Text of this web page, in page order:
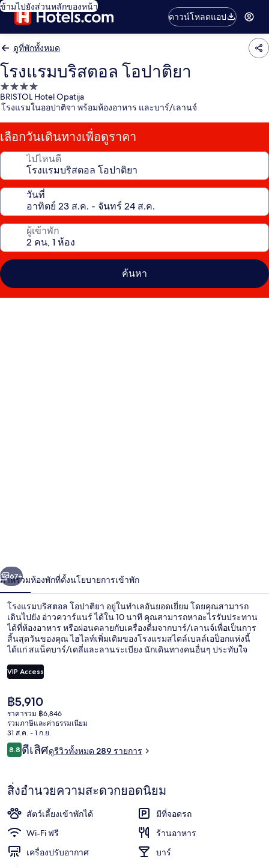
ข้ามไปยังส่วนหลักของหน้า
ดาวน์โหลดแอป
ดูที่พักทั้งหมด
โรงแรมบริสตอล โอปาติยา
ที่พัก
4.0
BRISTOL Hotel Opatija
โรงแรมในออปาติจา พร้อมห้องอาหาร และบาร์/เลานจ์
เลือกวันเดินทางเพื่อดูราคา
ไปไหนดี
วันที่
ผู้เข้าพัก
ค้นหา
โอ
ปา
ติยา
า
ถัดไป
67+
ภาพรวมห้องพักที่ตั้งนโยบายการเข้าพัก
โรงแรมบริสตอล โอปาติยา อยู่ในทำเลอันยอดเยี่ยม โดยคุณสามารถ
เดินไปยัง อ่าวควาร์แนร์ ได้ใน 10 นาที คุณสามารถหาอะไรรับประทาน
ได้ที่ห้องอาหาร หรือผ่อนคลายกับเครื่องดื่มจากบาร์/เลานจ์เพื่อเป็นการ
สิ้นสุดวันของคุณ ไฮไลท์เพิ่มเติมของโรงแรมสไตล์เบลล์เอป็อกแห่งนี้
ได้แก่ สแน็คบาร์/เดลี่และลานระเบียง นักเดินทางคนอื่นๆ ประทับใจ
VIP Access
ราคา
ปัจจุบัน
฿5,910
฿5,910
ราคารวม ฿6,846
รวมภาษีและค่าธรรมเนียม
31 ส.ค. - 1 ก.ย.
รีวิว
8.88.8 จาก 10
ดีเลิศดูรีวิวทั้งหมด 289 รายการ
สิ่งอำนวยความสะดวกยอดนิยม
สัตว์เลี้ยงเข้าพักได้
มีที่จอดรถ
Wi-Fi ฟรี
ร้านอาหาร
เครื่องปรับอากาศ
บาร์